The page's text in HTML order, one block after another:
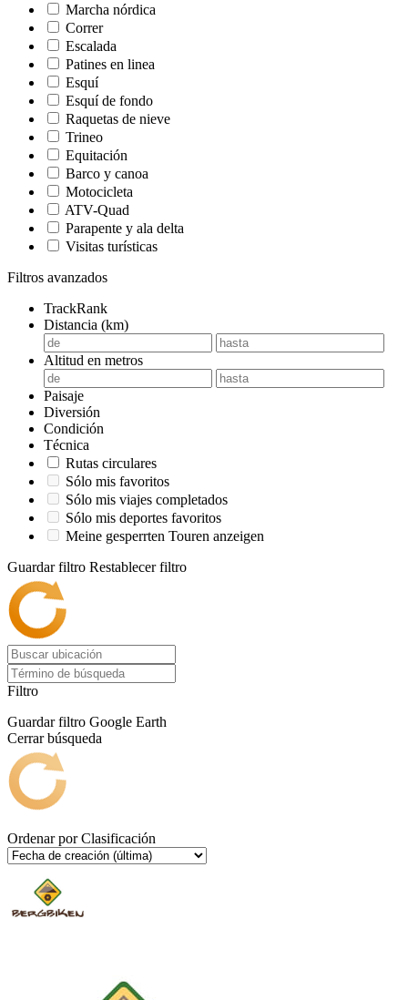
Marcha nórdica
Correr
Escalada
Patines en linea
Esquí
Esquí de fondo
Raquetas de nieve
Trineo
Equitación
Barco y canoa
Motocicleta
ATV-Quad
Parapente y ala delta
Visitas turísticas
Filtros avanzados
TrackRank
Distancia (km)
Altitud en metros
Paisaje
Diversión
Condición
Técnica
Rutas circulares
Sólo mis favoritos
Sólo mis viajes completados
Sólo mis deportes favoritos
Meine gesperrten Touren anzeigen
Guardar filtro Restablecer filtro
Filtro
Guardar filtro Google Earth
Cerrar búsqueda
Ordenar por Clasificación